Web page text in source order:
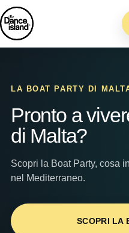
LA BOAT PARTY DI
Pronto a
di Malta?
Scopri la Boat Party, cosa
nel Mediterraneo.
SCOPRI LA